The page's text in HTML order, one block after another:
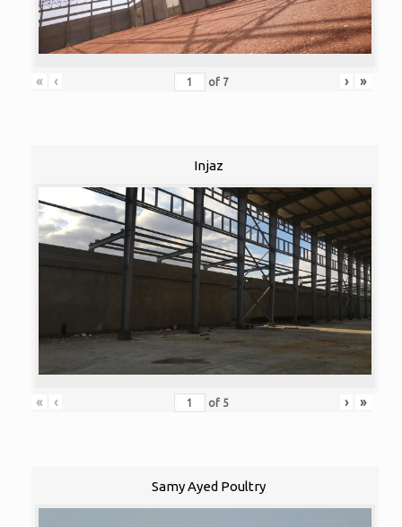
« ‹ of 7 › »
Injaz
« ‹ of 5 › »
Samy Ayed Poultry